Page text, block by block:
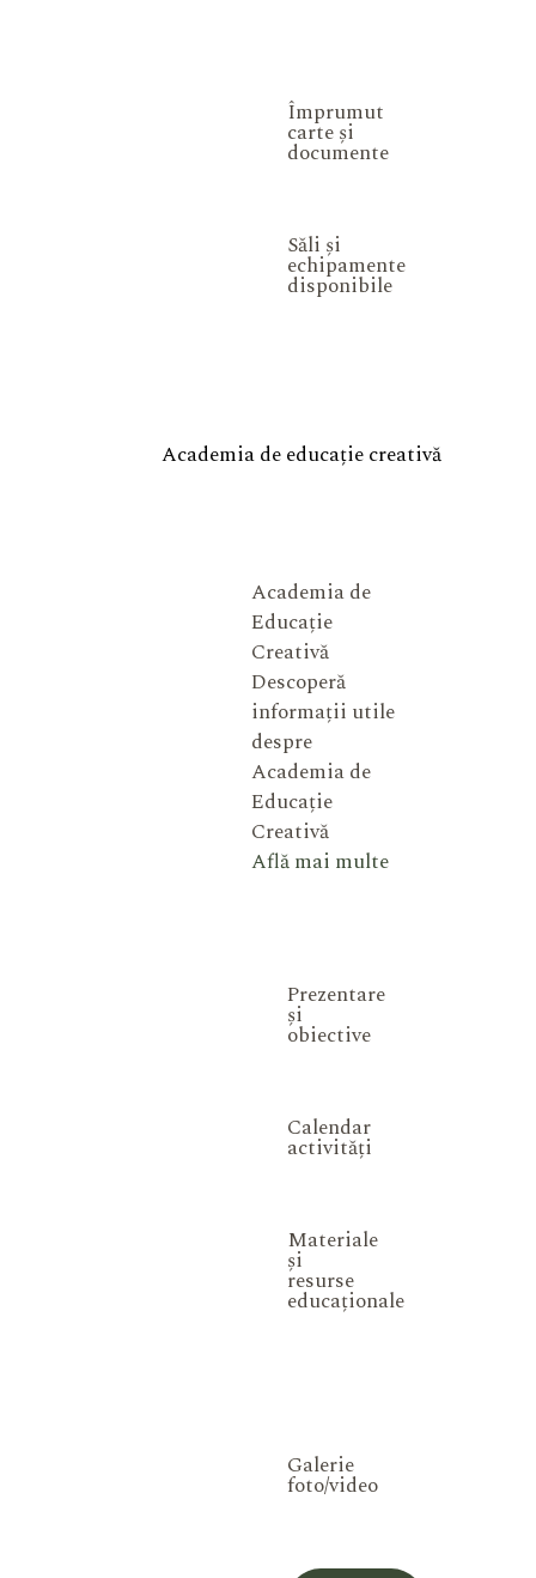
Împrumut
carte și
documente
Săli și
echipamente
disponibile
Academia de educație creativă
Academia de
Educație
Creativă
Descoperă
informații utile
despre
Academia de
Educație
Creativă
Află mai multe
Prezentare
și
obiective
Calendar
activități
Materiale
și
resurse
educaționale
Galerie
foto/video